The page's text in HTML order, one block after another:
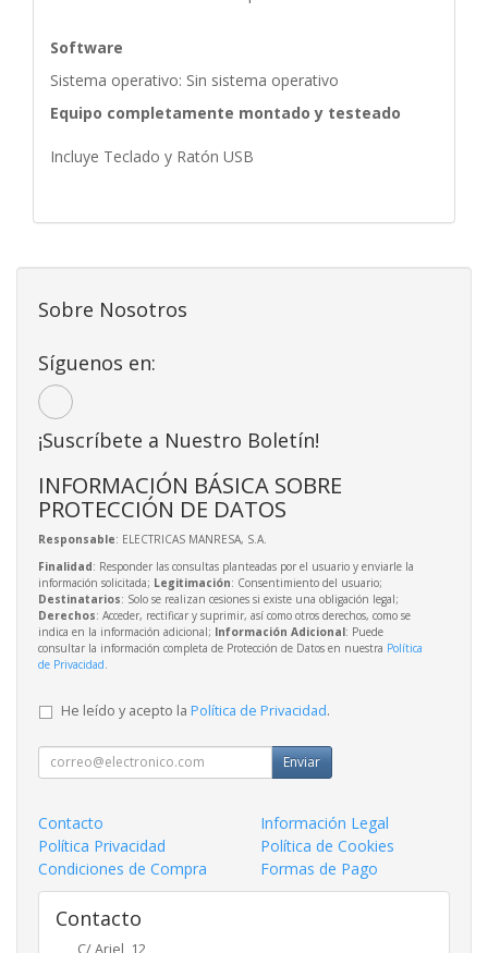
Software
Sistema operativo: Sin sistema operativo
Equipo completamente montado y testeado
Incluye Teclado y Ratón USB
Sobre Nosotros
Síguenos en:
¡Suscríbete a Nuestro Boletín!
INFORMACIÓN BÁSICA SOBRE
PROTECCIÓN DE DATOS
Responsable: ELECTRICAS MANRESA, S.A.
Finalidad: Responder las consultas planteadas por el usuario y enviarle la
información solicitada; Legitimación: Consentimiento del usuario;
Destinatarios: Solo se realizan cesiones si existe una obligación legal;
Derechos: Acceder, rectificar y suprimir, así como otros derechos, como se
indica en la información adicional; Información Adicional: Puede
consultar la información completa de Protección de Datos en nuestra Política
de Privacidad
He leído y acepto la Política de Privacidad.
Enviar
Contacto
Información Legal
Política Privacidad
Política de Cookies
Condiciones de Compra
Formas de Pago
Contacto
C/ Ariel, 12